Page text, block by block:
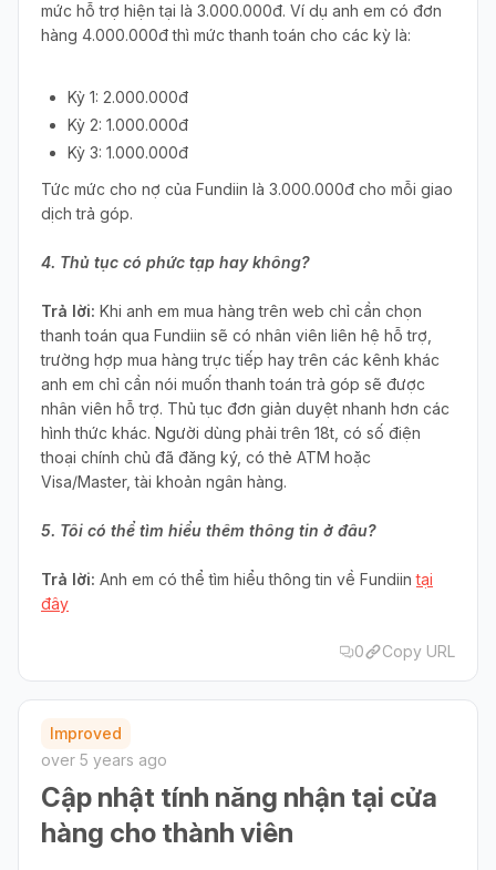
mức hỗ trợ hiện tại là 3.000.000đ. Ví dụ anh em có đơn
hàng 4.000.000đ thì mức thanh toán cho các kỳ là:
Kỳ 1: 2.000.000đ
Kỳ 2: 1.000.000đ
Kỳ 3: 1.000.000đ
Tức mức cho nợ của Fundiin là 3.000.000đ cho mỗi giao
dịch trả góp.
4. Thủ tục có phức tạp hay không?
Trả lời: Khi anh em mua hàng trên web chỉ cần chọn
thanh toán qua Fundiin sẽ có nhân viên liên hệ hỗ trợ,
trường hợp mua hàng trực tiếp hay trên các kênh khác
anh em chỉ cần nói muốn thanh toán trả góp sẽ được
nhân viên hỗ trợ. Thủ tục đơn giản duyệt nhanh hơn các
hình thức khác. Người dùng phải trên 18t, có số điện
thoại chính chủ đã đăng ký, có thẻ ATM hoặc
Visa/Master, tài khoản ngân hàng.
5. Tôi có thể tìm hiểu thêm thông tin ở đâu?
Trả lời: Anh em có thể tìm hiểu thông tin về Fundiintại
đây
0 Copy URL
Improved
over 5 years ago
Cập nhật tính năng nhận tại cửa
hàng cho thành viên